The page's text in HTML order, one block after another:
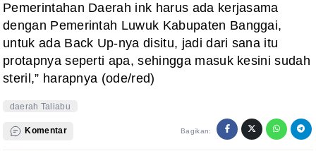
Pemerintahan Daerah ink harus ada kerjasama
dengan Pemerintah Luwuk Kabupaten Banggai,
untuk ada Back Up-nya disitu, jadi dari sana itu
protapnya seperti apa, sehingga masuk kesini sudah
steril,” harapnya (ode/red)
daerah Taliabu
Komentar Bagikan: